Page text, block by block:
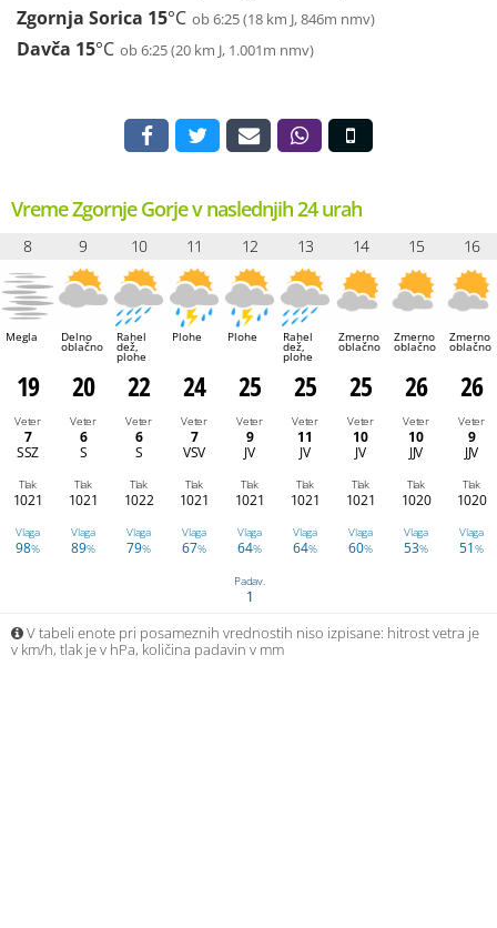
Zgornja Sorica 15°C ob 6:25 (18 km J, 846m nmv)
Davča 15°C ob 6:25 (20 km J, 1.001m nmv)
Vreme Zgornje Gorje v naslednjih 24 urah
8 9 10 11 12 13 14 15 16
Megla Delno
oblačno
Rahel
dež,
plohe
Plohe Plohe Rahel
dež,
plohe
Zmerno
oblačno
Zmerno
oblačno
Zmerno
oblačno
19 20 22 24 25 25 25 26 26
Veter
7
SSZ
Veter
6
S
Veter
6
S
Veter
7
VSV
Veter
9
JV
Veter
11
JV
Veter
10
JV
Veter
10
JJV
Veter
9
JJV
Tlak
1021
Tlak
1021
Tlak
1022
Tlak
1021
Tlak
1021
Tlak
1021
Tlak
1021
Tlak
1020
Tlak
1020
Vlaga
98%
Vlaga
89%
Vlaga
79%
Vlaga
67%
Vlaga
64%
Vlaga
64%
Vlaga
60%
Vlaga
53%
Vlaga
51%
Padav.
1
V tabeli enote pri posameznih vrednostih niso izpisane: hitrost vetra je
v km/h, tlak je v hPa, količina padavin v mm